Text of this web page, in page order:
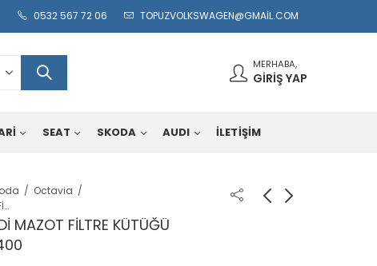
0532 567 72 06 TOPUZVOLKSWAGEN@GMAIL.COM
MERHABA,
GIRIŞ YAP
SEAT SKODA AUDI İLETİŞİM
Octavia
SKODA OCTAVİA 1.6 TDİ MAZOT FİLTRE KÜTÜĞÜ 1K0127400F – 03C127400
MAZOT FİLTRE KÜTÜĞÜ